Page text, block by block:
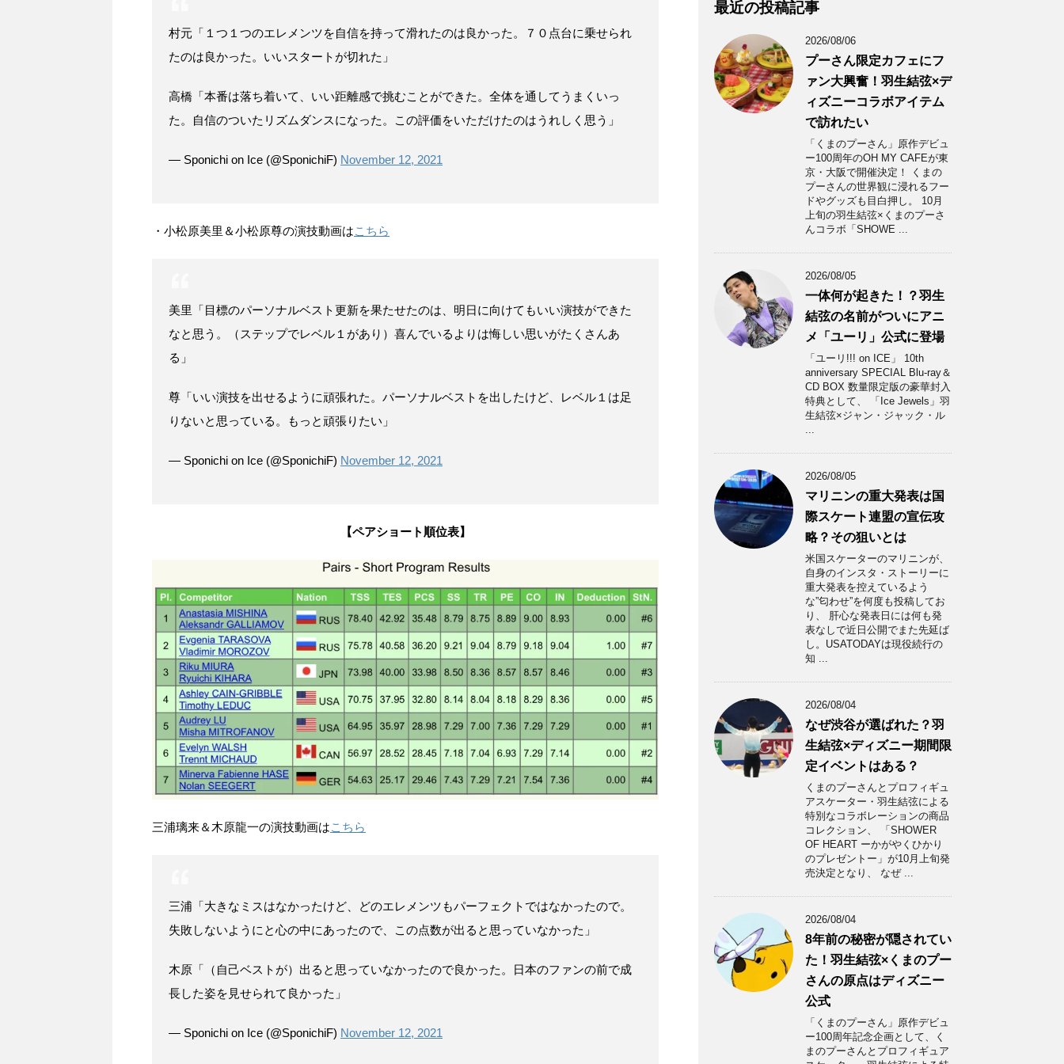
村元「１つ１つのエレメンツを自信を持って滑れたのは良かった。７０点台に乗せられ
たのは良かった。いいスタートが切れた」
高橋「本番は落ち着いて、いい距離感で挑むことができた。全体を通してうまくいっ
た。自信のついたリズムダンスになった。この評価をいただけたのはうれしく思う」
— Sponichi on Ice (@SponichiF) November 12, 2021
・小松原美里＆小松原尊の演技動画はこちら
美里「目標のパーソナルベスト更新を果たせたのは、明日に向けてもいい演技ができた
なと思う。（ステップでレベル１があり）喜んでいるよりは悔しい思いがたくさんあ
る」
尊「いい演技を出せるように頑張れた。パーソナルベストを出したけど、レベル１は足
りないと思っている。もっと頑張りたい」
— Sponichi on Ice (@SponichiF) November 12, 2021
【ペアショート順位表】
三浦璃来＆木原龍一の演技動画はこちら
三浦「大きなミスはなかったけど、どのエレメンツもパーフェクトではなかったので。
失敗しないようにと心の中にあったので、この点数が出ると思っていなかった」
木原「（自己ベストが）出ると思っていなかったので良かった。日本のファンの前で成
長した姿を見せられて良かった」
— Sponichi on Ice (@SponichiF) November 12, 2021
カ
最近の投稿記事
2026/08/06
プーさん限定カフェにフ
ァン大興奮！羽生結弦×デ
ィズニーコラボアイテム
で訪れたい
「くまのプーさん」原作デビュ
ー100周年のOH MY CAFEが東
京・大阪で開催決定！ くまの
プーさんの世界観に浸れるフー
ドやグッズも目白押し。 10月
上旬の羽生結弦×くまのプーさ
んコラボ「SHOWE ...
2026/08/05
一体何が起きた！？羽生
結弦の名前がついにアニ
メ「ユーリ」公式に登場
「ユーリ!!! on ICE」 10th
anniversary SPECIAL Blu-ray＆
CD BOX 数量限定版の豪華封入
特典として、 「Ice Jewels」羽
生結弦×ジャン・ジャック・ル
...
2026/08/05
マリニンの重大発表は国
際スケート連盟の宣伝攻
略？その狙いとは
米国スケーターのマリニンが、
自身のインスタ・ストーリーに
重大発表を控えているよう
な”匂わせ”を何度も投稿してお
り、 肝心な発表日には何も発
表なしで近日公開でまた先延ば
し。USATODAYは現役続行の
知 ...
2026/08/04
なぜ渋谷が選ばれた？羽
生結弦×ディズニー期間限
定イベントはある？
くまのプーさんとプロフィギュ
アスケーター・羽生結弦による
特別なコラボレーションの商品
コレクション、 「SHOWER
OF HEART ーかがやくひかり
のプレゼントー」が10月上旬発
売決定となり、 なぜ ...
2026/08/04
8年前の秘密が隠されてい
た！羽生結弦×くまのプー
さんの原点はディズニー
公式
「くまのプーさん」原作デビュ
ー100周年記念企画として、く
まのプーさんとプロフィギュア